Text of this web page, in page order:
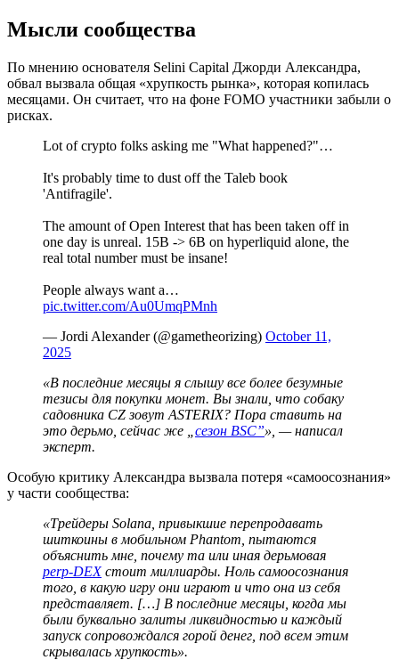
Мысли сообщества
По мнению основателя Selini Capital Джорди Александра,
обвал вызвала общая «хрупкость рынка», которая копилась
месяцами. Он считает, что на фоне FOMO участники забыли о
рисках.
Lot of crypto folks asking me "What happened?"…
It's probably time to dust off the Taleb book
'Antifragile'.
The amount of Open Interest that has been taken off in
one day is unreal. 15B -> 6B on hyperliquid alone, the
real total number must be insane!
People always want a…
pic.twitter.com/Au0UmqPMnh
— Jordi Alexander (@gametheorizing) October 11,
2025
«В последние месяцы я слышу все более безумные
тезисы для покупки монет. Вы знали, что собаку
садовника CZзовут ASTERIX? Пора ставить на
это дерьмо, сейчас же „ сезон BSC”», — написал
эксперт.
Особую критику Александра вызвала потеря «самоосознания»
у части сообщества:
«Трейдеры Solana, привыкшие перепродавать
шиткоины в мобильном Phantom, пытаются
объяснить мне, почему та или иная дерьмовая
perp-DEXстоит миллиарды. Ноль самоосознания
того, в какую игру они играют и что она из себя
представляет. […] В последние месяцы, когда мы
были буквально залиты ликвидностью и каждый
запуск сопровождался горой денег, под всем этим
скрывалась хрупкость».